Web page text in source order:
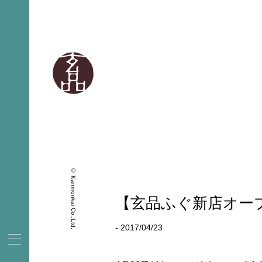
© Kanmonkai Co.,Ltd. 【玄品ふぐ新店オー
- 2017/04/23